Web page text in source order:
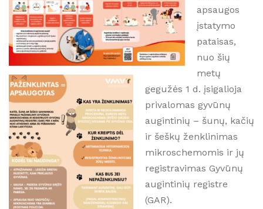
apsaugos
įstatymo
pataisas,
nuo šių
metų
gegužės 1 d. įsigalioja
privalomas gyvūnų
augintinių – šunų, kačių
ir šeškų ženklinimas
mikroschemomis ir jų
registravimas Gyvūnų
augintinių registre
(GAR).